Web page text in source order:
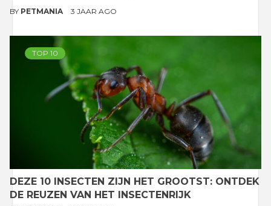
BY PETMANIA 3 JAAR AGO
TOP 10
DEZE 10 INSECTEN ZIJN HET GROOTST: ONTDEK
DE REUZEN VAN HET INSECTENRIJK